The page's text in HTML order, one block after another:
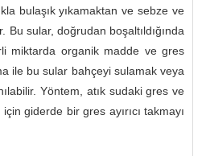
bulaşık yıkamaktan ve sebze ve
Bu sular, doğrudan boşaltıldığında
miktarda organik madde ve gres
ile bu sular bahçeyi sulamak veya
Yöntem, atık sudaki gres ve
giderde bir gres ayırıcı takmayı